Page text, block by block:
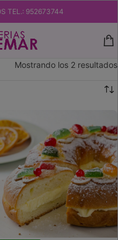
TEL.: 952673744
Mostrando los 2 resultados